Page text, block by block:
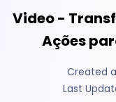
Video -
Ações
Created
Last